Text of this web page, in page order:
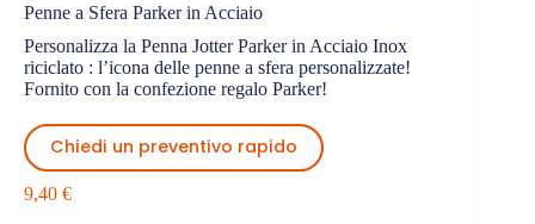
Penne a Sfera Parker in Acciaio
Personalizza la Penna Jotter Parker in Acciaio Inox
riciclato : l’icona delle penne a sfera personalizzate!
Fornito con la confezione regalo Parker!
Chiedi un preventivo rapido
9,40 €